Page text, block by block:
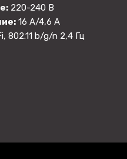
220-240 В
16 А/4,6 А
802.11 b/g/n 2,4 Гц